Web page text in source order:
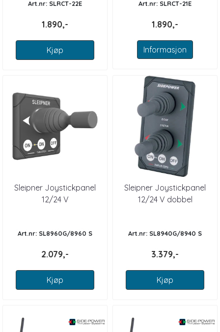
Art.nr: SLRCT-22E
1.890,-
Kjøp
Art.nr: SLRCT-21E
1.890,-
Informasjon
Sleipner Joystickpanel
12/24 V
Art.nr: SL8960G/8960 S
2.079,-
Kjøp
Sleipner Joystickpanel
12/24 V dobbel
Art.nr: SL8940G/8940 S
3.379,-
Kjøp